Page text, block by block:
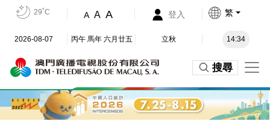
29˚C A A A 登入 繁
2026-08-07 丙午 馬年 六月廿五 立秋 14:34
搜尋